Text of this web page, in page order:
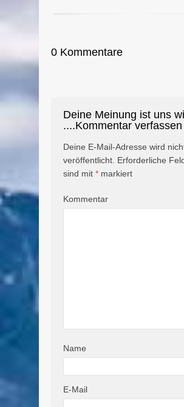
0 Kommentare
Deine Meinung ist uns
....Kommentar verfassen
Deine E-Mail-Adresse wird
veröffentlicht. Erforderliche
sind mit * markiert
Kommentar
Name
E-Mail